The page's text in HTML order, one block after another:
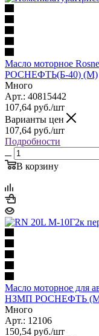
Масло моторное
РОСНЕФТЬ(Б-40) (М)
Много
Арт.: 40815442
107,64 руб./шт
Варианты цен
107,64 руб./шт
Подробности
В корзину
Масло моторное для
НЗМП РОСНЕФТЬ
Много
Арт.: 12106
150,54 руб./шт